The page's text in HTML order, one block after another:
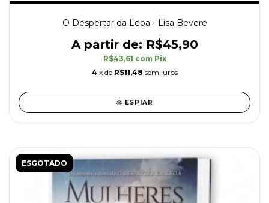
O Despertar da Leoa - Lisa Bevere
R$45,90
R$43,61 com Pix
4 x de R$11,48 sem juros
ESPIAR
ESGOTADO